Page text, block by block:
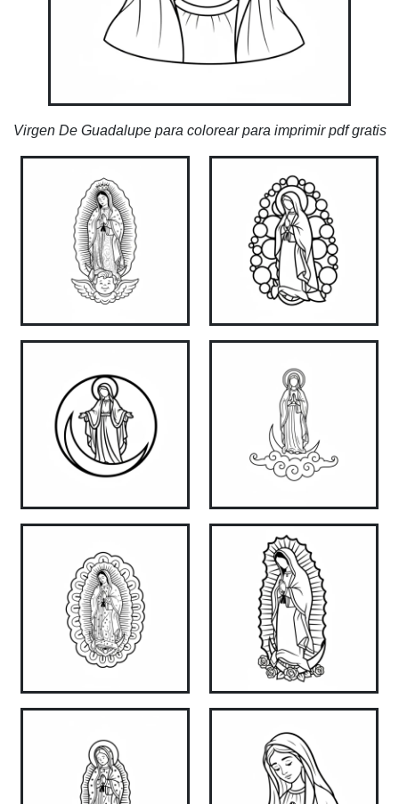
Virgen De Guadalupe para colorear para imprimir pdf gratis